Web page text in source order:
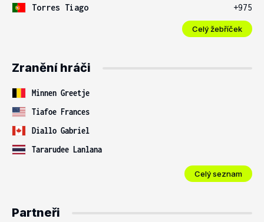
Torres Tiago
+975
Celý žebříček
Zranění hráči
Minnen Greetje
Tiafoe Frances
Diallo Gabriel
Tararudee Lanlana
Celý seznam
Partneři